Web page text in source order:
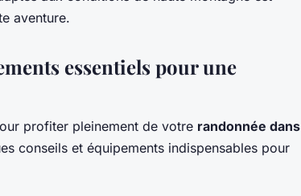
aventure.
essentiels pour une
profiter pleinement de votre randonnée dans
conseils et équipements indispensables pour